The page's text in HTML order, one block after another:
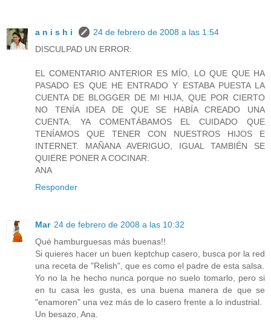
a n i s h i
24 de febrero de 2008 a las 1:54
DISCULPAD UN ERROR:
EL COMENTARIO ANTERIOR ES MÍO, LO QUE QUE HA
PASADO ES QUE HE ENTRADO Y ESTABA PUESTA LA
CUENTA DE BLOGGER DE MI HIJA, QUE POR CIERTO
NO TENÍA IDEA DE QUE SE HABÍA CREADO UNA
CUENTA. YA COMENTÁBAMOS EL CUIDADO QUE
TENÍAMOS QUE TENER CON NUESTROS HIJOS E
INTERNET. MAÑANA AVERIGUO, IGUAL TAMBIÉN SE
QUIERE PONER A COCINAR.
ANA
Responder
Mar 24 de febrero de 2008 a las 10:32
Qué hamburguesas más buenas!!
Si quieres hacer un buen keptchup casero, busca por la red
una receta de "Relish", que es como el padre de esta salsa.
Yo no la he hecho nunca porque no suelo tomarlo, pero si
en tu casa les gusta, es una buena manera de que se
"enamoren" una vez más de lo casero frente a lo industrial.
Un besazo, Ana.